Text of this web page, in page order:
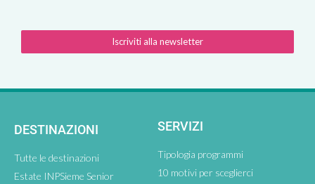
Iscriviti alla newsletter
DESTINAZIONI
Tutte le destinazioni
Estate INPSieme Senior
SERVIZI
Tipologia programmi
10 motivi per sceglierci